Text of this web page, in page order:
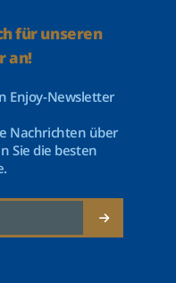
für unseren
an!
Enjoy-Newsletter
Nachrichten über
Sie die besten